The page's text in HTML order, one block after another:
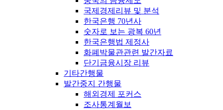
국제경제리뷰 및 분석
한국은행 70년사
숫자로 보는 광복 60년
한국은행법 제정사
화폐박물관관련 발간자료
단기금융시장 리뷰
기타간행물
발간중지 간행물
해외경제 포커스
조사통계월보